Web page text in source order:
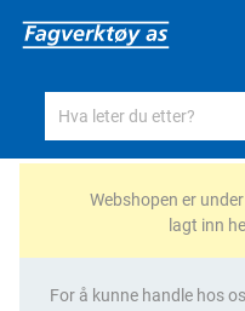
Webshopen er
lagt inn
For å kunne handle hos